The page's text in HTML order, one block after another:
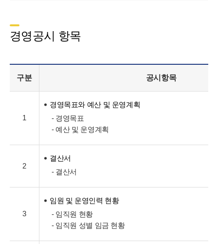
경영공시 항목
구분 공시항목
1
경영목표와 예산 및 운영계획
- 경영목표
- 예산 및 운영계획
2
결산서
- 결산서
3
임원 및 운영인력 현황
- 임직원 현황
- 임직원 성별 임금 현황